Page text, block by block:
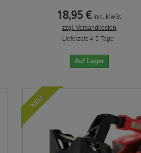
18,95 € inkl. MwSt.
zzgl. Versandkosten
Lieferzeit: 4-5 Tage*
Auf Lager
NEU